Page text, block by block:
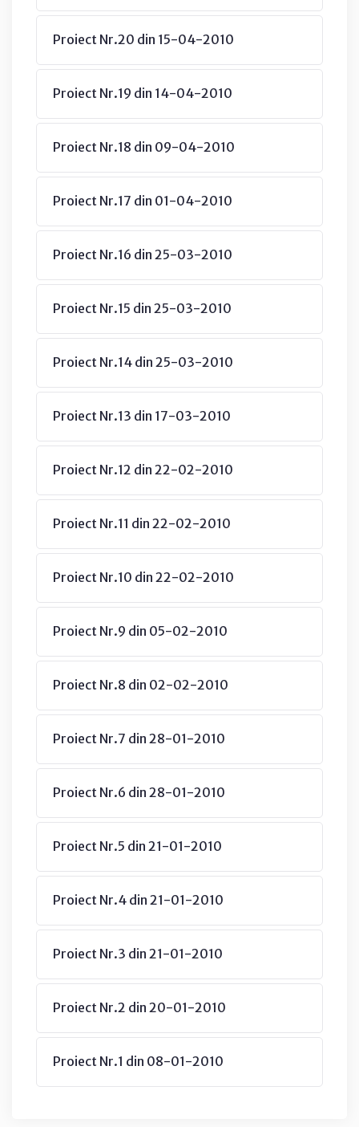
Proiect Nr.20 din 15-04-2010
Proiect Nr.19 din 14-04-2010
Proiect Nr.18 din 09-04-2010
Proiect Nr.17 din 01-04-2010
Proiect Nr.16 din 25-03-2010
Proiect Nr.15 din 25-03-2010
Proiect Nr.14 din 25-03-2010
Proiect Nr.13 din 17-03-2010
Proiect Nr.12 din 22-02-2010
Proiect Nr.11 din 22-02-2010
Proiect Nr.10 din 22-02-2010
Proiect Nr.9 din 05-02-2010
Proiect Nr.8 din 02-02-2010
Proiect Nr.7 din 28-01-2010
Proiect Nr.6 din 28-01-2010
Proiect Nr.5 din 21-01-2010
Proiect Nr.4 din 21-01-2010
Proiect Nr.3 din 21-01-2010
Proiect Nr.2 din 20-01-2010
Proiect Nr.1 din 08-01-2010